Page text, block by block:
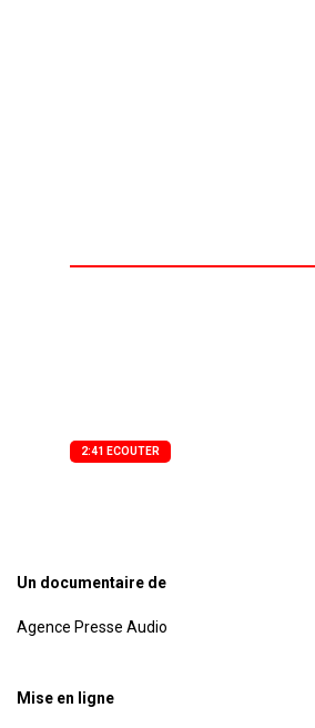
2:41 ECOUTER
Un documentaire de
Agence Presse Audio
Mise en ligne